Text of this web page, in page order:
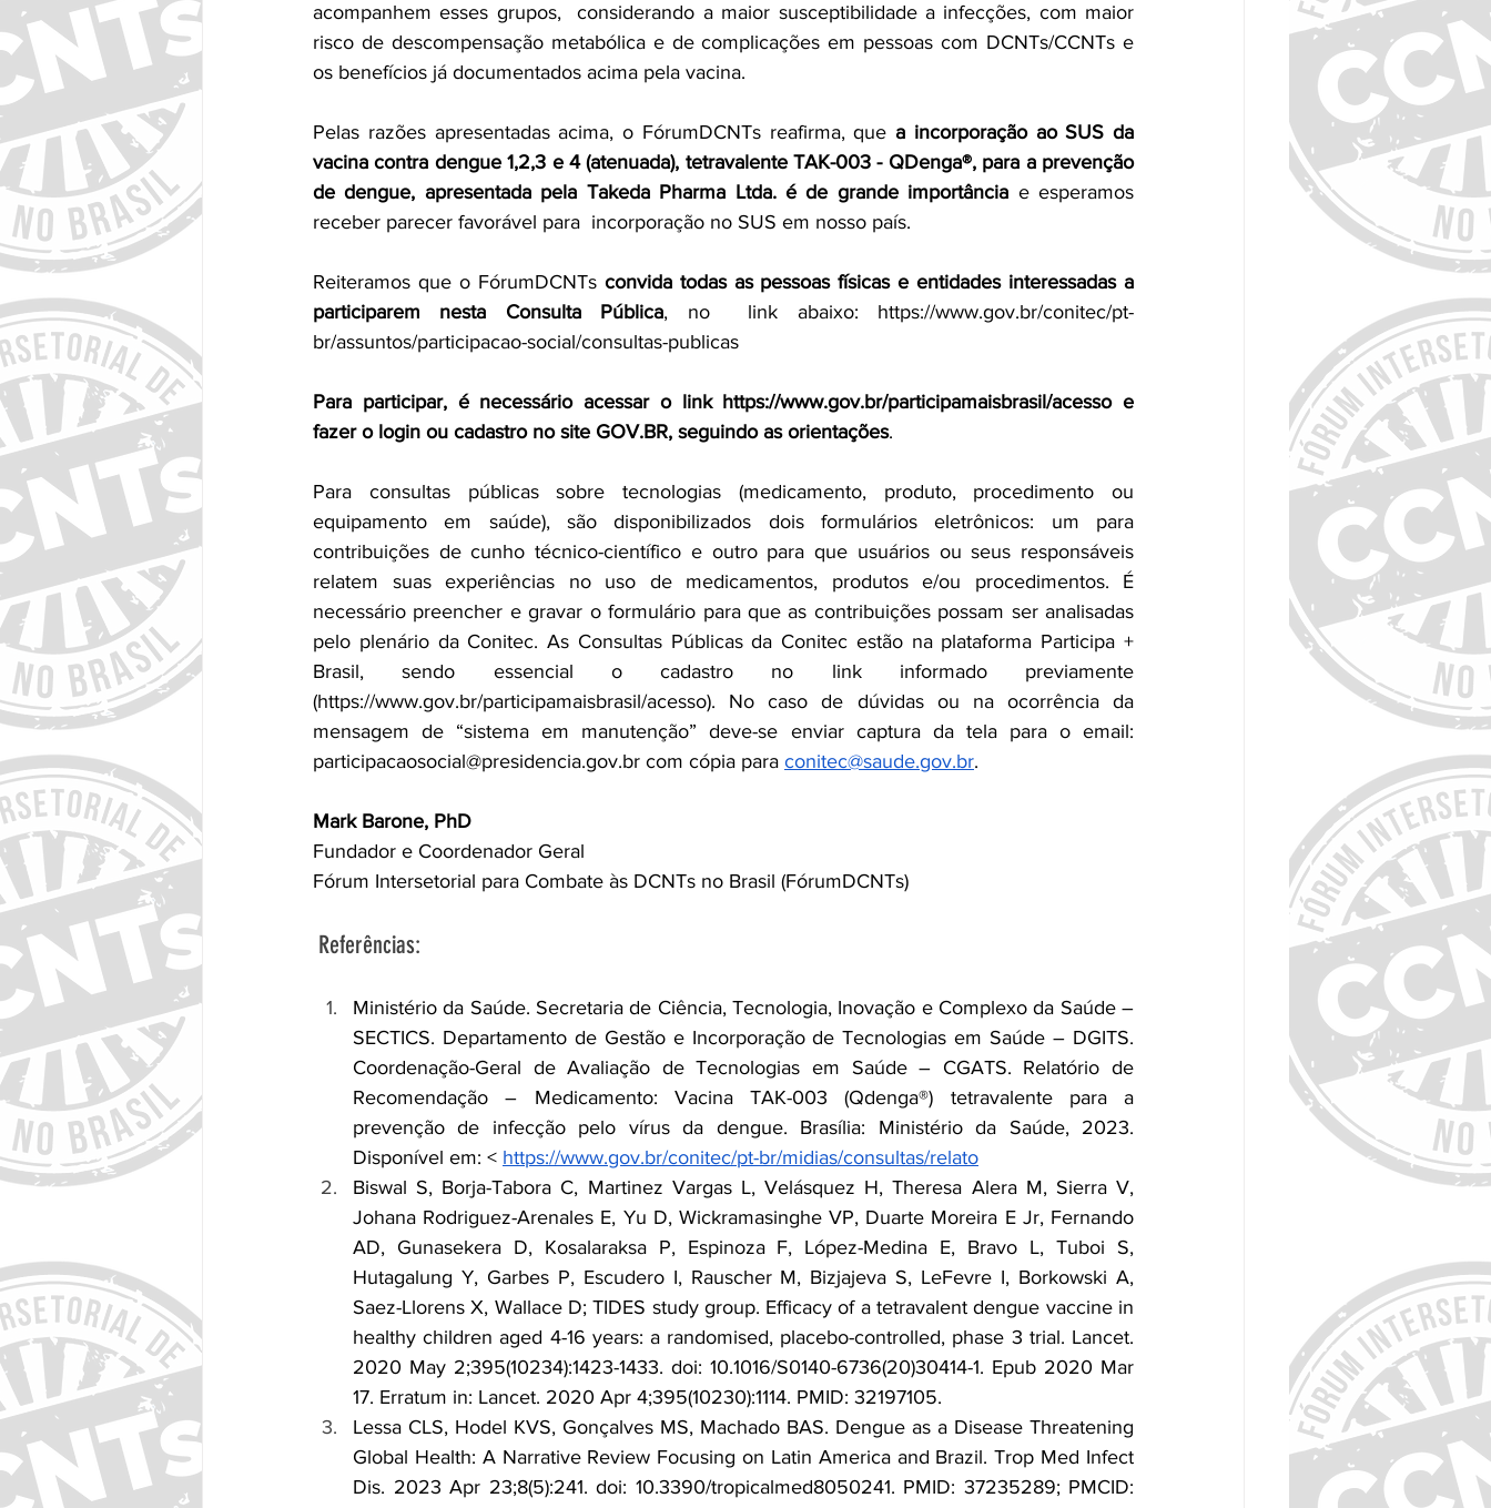
acompanhem esses grupos,  considerando a maior susceptibilidade a infecções, com maior
risco de descompensação metabólica e de complicações em pessoas com DCNTs/CCNTs e
os benefícios já documentados acima pela vacina.
Pelas razões apresentadas acima, o FórumDCNTs reafirma, que a incorporação ao SUS da
vacina contra dengue 1,2,3 e 4 (atenuada), tetravalente TAK-003 - QDenga®, para a prevenção
de dengue, apresentada pela Takeda Pharma Ltda. é de grande importância e esperamos
receber parecer favorável para  incorporação no SUS em nosso país.
Reiteramos que o FórumDCNTs convida todas as pessoas físicas e entidades interessadas a
participarem nesta Consulta Pública, no  link abaixo: https://www.gov.br/conitec/pt-
br/assuntos/participacao-social/consultas-publicas
Para participar, é necessário acessar o link https://www.gov.br/participamaisbrasil/acesso e
fazer o login ou cadastro no site GOV.BR, seguindo as orientações.
Para consultas públicas sobre tecnologias (medicamento, produto, procedimento ou
equipamento em saúde), são disponibilizados dois formulários eletrônicos: um para
contribuições de cunho técnico-científico e outro para que usuários ou seus responsáveis
relatem suas experiências no uso de medicamentos, produtos e/ou procedimentos. É
necessário preencher e gravar o formulário para que as contribuições possam ser analisadas
pelo plenário da Conitec. As Consultas Públicas da Conitec estão na plataforma Participa +
Brasil, sendo essencial o cadastro no link informado previamente
(https://www.gov.br/participamaisbrasil/acesso). No caso de dúvidas ou na ocorrência da
participacaosocial@presidencia.gov.br com cópia para conitec@saude.gov.br.
Mark Barone, PhD
Fundador e Coordenador Geral
Fórum Intersetorial para Combate às DCNTs no Brasil (FórumDCNTs)
Referências:
Ministério da Saúde. Secretaria de Ciência, Tecnologia, Inovação e Complexo da Saúde –
SECTICS. Departamento de Gestão e Incorporação de Tecnologias em Saúde – DGITS.
Coordenação-Geral de Avaliação de Tecnologias em Saúde – CGATS. Relatório de
Recomendação – Medicamento: Vacina TAK-003 (Qdenga®) tetravalente para a
prevenção de infecção pelo vírus da dengue. Brasília: Ministério da Saúde, 2023.
Disponível em: < https://www.gov.br/conitec/pt-br/midias/consultas/relato
Biswal S, Borja-Tabora C, Martinez Vargas L, Velásquez H, Theresa Alera M, Sierra V,
Johana Rodriguez-Arenales E, Yu D, Wickramasinghe VP, Duarte Moreira E Jr, Fernando
AD, Gunasekera D, Kosalaraksa P, Espinoza F, López-Medina E, Bravo L, Tuboi S,
Hutagalung Y, Garbes P, Escudero I, Rauscher M, Bizjajeva S, LeFevre I, Borkowski A,
Saez-Llorens X, Wallace D; TIDES study group. Efficacy of a tetravalent dengue vaccine in
healthy children aged 4-16 years: a randomised, placebo-controlled, phase 3 trial. Lancet.
2020 May 2;395(10234):1423-1433. doi: 10.1016/S0140-6736(20)30414-1. Epub 2020 Mar
17. Erratum in: Lancet. 2020 Apr 4;395(10230):1114. PMID: 32197105.
Lessa CLS, Hodel KVS, Gonçalves MS, Machado BAS. Dengue as a Disease Threatening
Global Health: A Narrative Review Focusing on Latin America and Brazil. Trop Med Infect
Dis. 2023 Apr 23;8(5):241. doi: 10.3390/tropicalmed8050241. PMID: 37235289; PMCID: